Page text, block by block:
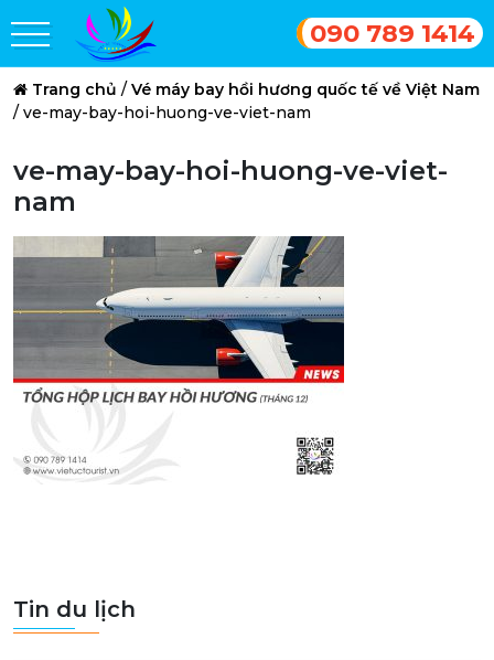
090 789 1414
Trang chủ / Vé máy bay hồi hương quốc tế về Việt Nam
/ ve-may-bay-hoi-huong-ve-viet-nam
ve-may-bay-hoi-huong-ve-viet-
nam
Tin du lịch